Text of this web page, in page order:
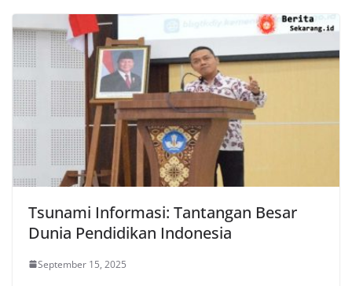
Tsunami Informasi: Tantangan Besar
Dunia Pendidikan Indonesia
September 15, 2025